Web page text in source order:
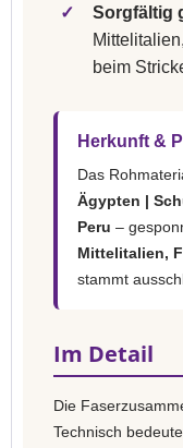
✓ Sorgfältig
beim
Herkunft &
Das
Ägypten |
Peru –
Mittelitalien,
stammt
Im Detail
Die
Technisch